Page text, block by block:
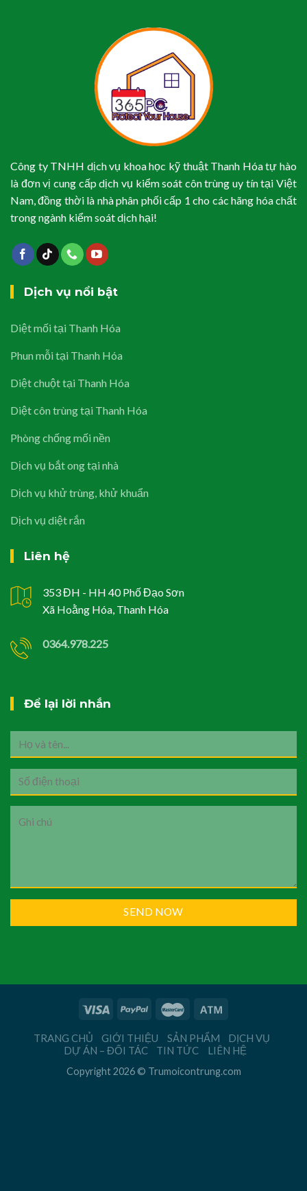
Công ty TNHH dịch vụ khoa học kỹ thuật Thanh Hóa tự hào
là đơn vị cung cấp dịch vụ kiểm soát côn trùng uy tín tại Việt
Nam, đồng thời là nhà phân phối cấp 1 cho các hãng hóa chất
trong ngành kiểm soát dịch hại!
Dịch vụ nổi bật
Diệt mối tại Thanh Hóa
Phun mỗi tại Thanh Hóa
Diệt chuột tại Thanh Hóa
Diệt côn trùng tại Thanh Hóa
Phòng chống mối nền
Dịch vụ bắt ong tại nhà
Dịch vụ khử trùng, khử khuẩn
Dịch vụ diệt rắn
Liên hệ
353 ĐH - HH 40 Phố Đạo Sơn
Xã Hoằng Hóa, Thanh Hóa
0364.978.225
Để lại lời nhắn
TRANG CHỦ GIỚI THIỆU SẢN PHẨM
DỊCH VỤ
DỰ ÁN – ĐỐI TÁC
TIN TỨC LIÊN HỆ
Copyright 2026 © Trumoicontrung.com